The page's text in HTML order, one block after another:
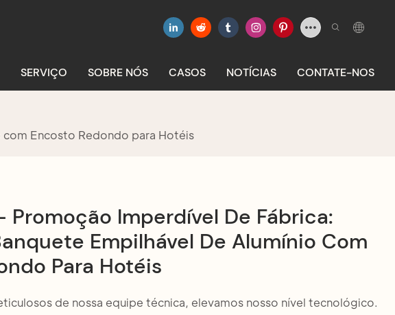
SERVIÇO SOBRE NÓS CASOS NOTÍCIAS CONTATE-NOS
Encosto Redondo para Hotéis
Promoção Imperdível De Fábrica:
Empilhável De Alumínio Com
Para Hotéis
de nossa equipe técnica, elevamos nosso nível tecnológico.